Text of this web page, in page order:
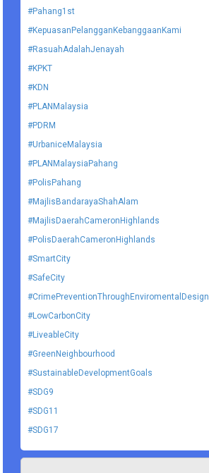
#Pahang1st
#KepuasanPelangganKebanggaanKami
#RasuahAdalahJenayah
#KPKT
#KDN
#PLANMalaysia
#PDRM
#UrbaniceMalaysia
#PLANMalaysiaPahang
#PolisPahang
#MajlisBandarayaShahAlam
#MajlisDaerahCameronHighlands
#PolisDaerahCameronHighlands
#SmartCity
#SafeCity
#CrimePreventionThroughEnviromentalDesign
#LowCarbonCity
#LiveableCity
#GreenNeighbourhood
#SustainableDevelopmentGoals
#SDG9
#SDG11
#SDG17